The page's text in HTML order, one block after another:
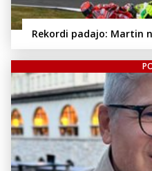
Rekordi padajo: Martin